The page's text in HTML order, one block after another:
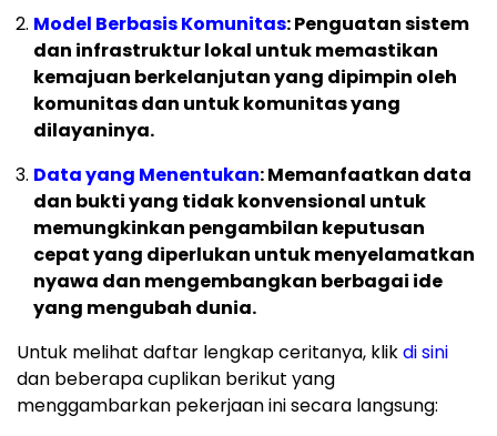
Model Berbasis Komunitas: Penguatan sistem
dan infrastruktur lokal untuk memastikan
kemajuan berkelanjutan yang dipimpin oleh
komunitas dan untuk komunitas yang
dilayaninya.
Data yang Menentukan: Memanfaatkan data
dan bukti yang tidak konvensional untuk
memungkinkan pengambilan keputusan
cepat yang diperlukan untuk menyelamatkan
nyawa dan mengembangkan berbagai ide
yang mengubah dunia.
Untuk melihat daftar lengkap ceritanya, klikdi sini
dan beberapa cuplikan berikut yang
menggambarkan pekerjaan ini secara langsung: